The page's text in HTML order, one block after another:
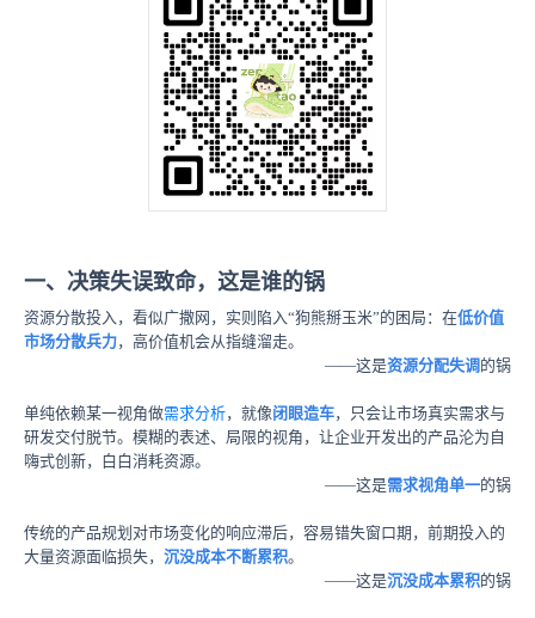
一、决策失误致命，这是谁的锅
资源分散投入，看似广撒网，实则陷入“狗熊掰玉米”的困局：在低价值
市场分散兵力，高价值机会从指缝溜走。
——这是资源分配失调的锅
单纯依赖某一视角做需求分析，就像闭眼造车，只会让市场真实需求与
研发交付脱节。模糊的表述、局限的视角，让企业开发出的产品沦为自
嗨式创新，白白消耗资源。
——这是需求视角单一的锅
传统的产品规划对市场变化的响应滞后，容易错失窗口期，前期投入的
大量资源面临损失， 沉没成本不断累积。
——这是沉没成本累积的锅